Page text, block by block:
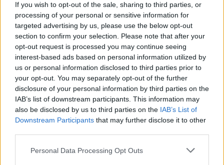
If you wish to opt-out of the sale, sharing to third parties, or
processing of your personal or sensitive information for
targeted advertising by us, please use the below opt-out
section to confirm your selection. Please note that after your
opt-out request is processed you may continue seeing
interest-based ads based on personal information utilized by
us or personal information disclosed to third parties prior to
your opt-out. You may separately opt-out of the further
disclosure of your personal information by third parties on the
IAB’s list of downstream participants. This information may
also be disclosed by us to third parties on the IAB’s List of
Downstream Participants that may further disclose it to other
Personal Data Processing Opt Outs
premier portail du cimetière (portail du haut). On trouvera le
premier robinet à l'intérieur tout de suite à gauche. 2) En
sortant de la gare SNCF de Tarare, tourner tout de suite à
gauche puis dans la première à gauche pour passer de
l'autre côté de la voie ferrée (si l'on descend du train sur le
quai B direction Roanne, prendre la passerelle en direction
de l'Hôpital puis partir à droite pour trouver l'allée des
Mûriers). Ensuite tourner dans la première à droite (allée
des Mûriers). Cette rue monte avec une pente culminant à
18-20 % et débouche sur la D38 après deux rochers barrant
l'accès aux véhicules (d'où le panneau ''voie sans issue'' au
début du dernier tronçon, le plus pentu). Traverser avec la
ce raccourci. Donc en provenance de Tarare sur la D38, au